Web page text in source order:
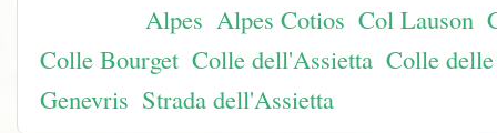
Alpes Alpes Cotios Col Lauson
Colle Bourget Colle dell'Assietta Colle
Genevris Strada dell'Assietta